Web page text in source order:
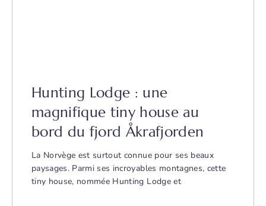
Hunting Lodge : une
magnifique tiny house au
bord du fjord Åkrafjorden
La Norvège est surtout connue pour ses beaux
paysages. Parmi ses incroyables montagnes, cette
tiny house, nommée Hunting Lodge et